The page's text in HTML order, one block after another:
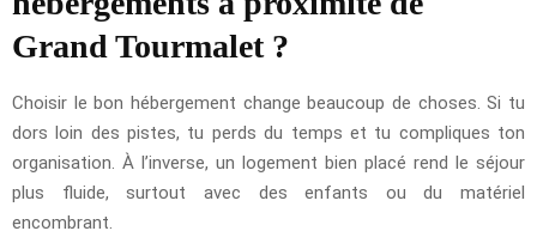
Grand Tourmalet ?
Choisir le bon hébergement change beaucoup de choses. Si tu
dors loin des pistes, tu perds du temps et tu compliques ton
organisation. À l’inverse, un logement bien placé rend le séjour
plus fluide, surtout avec des enfants ou du matériel
encombrant.